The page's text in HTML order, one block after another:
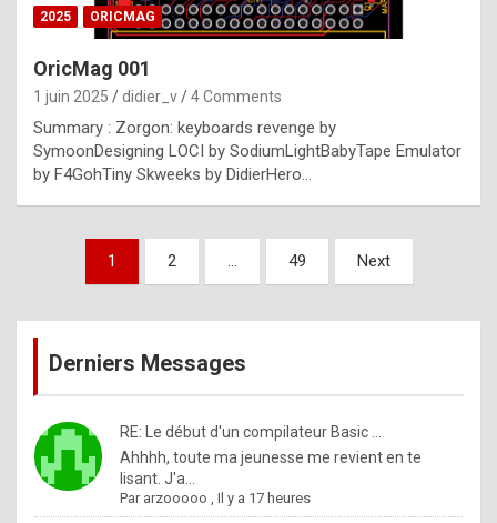
n
y
l
e
x
a
%
m
a
d
2025 ORICMAG
OricMag 001
1 juin 2025 didier_v 4 Comments
Summary : Zorgon: keyboards revenge by
SymoonDesigning LOCI by SodiumLightBabyTape Emulator
by F4GohTiny Skweeks by DidierHero…
Pagination
publications
1 2 … 49 Next
Derniers Messages
RE: Le début d'un compilateur Basic ...
Ahhhh, toute ma jeunesse me revient en te
lisant. J'a...
Par arzooooo ,Il y a 17 heures